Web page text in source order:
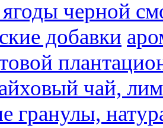
черной
добавки
чай,
гранулы,